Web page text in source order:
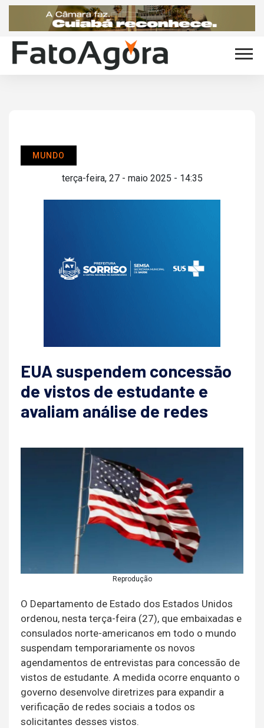
MUNDO
terça-feira, 27 - maio 2025 - 14:35
EUA suspendem concessão
de vistos de estudante e
avaliam análise de redes
Reprodução
O Departamento de Estado dos Estados Unidos
ordenou, nesta terça-feira (27), que embaixadas e
consulados norte-americanos em todo o mundo
suspendam temporariamente os novos
agendamentos de entrevistas para concessão de
vistos de estudante. A medida ocorre enquanto o
governo desenvolve diretrizes para expandir a
verificação de redes sociais a todos os
solicitantes desses vistos.